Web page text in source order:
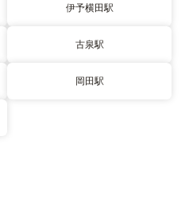
伊予横田駅
古泉駅
岡田駅